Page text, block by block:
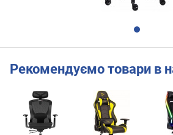
Рекомендуємо товари в